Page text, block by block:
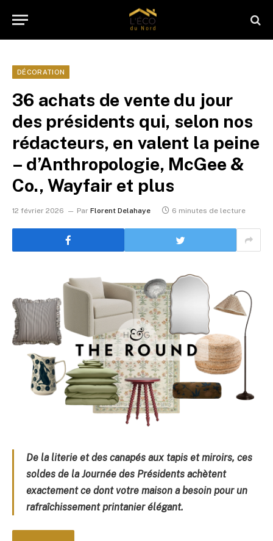
DÉCORATION
36 achats de vente du jour
des présidents qui, selon nos
rédacteurs, en valent la peine
– d’Anthropologie, McGee &
Co., Wayfair et plus
12 février 2026 Par Florent Delahaye 6 minutes de lecture
De la literie et des canapés aux tapis et miroirs, ces
soldes de la Journée des Présidents achètent
exactement ce dont votre maison a besoin pour un
rafraîchissement printanier élégant.